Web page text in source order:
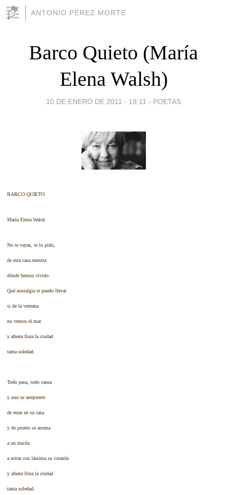
ANTONIO PÉREZ MORTE
Barco Quieto (María
Elena Walsh)
10 DE ENERO DE 2011 - 18:11 - POETAS
BARCO QUIETO
María Elena Walsh
No te vayas, te lo pido,
de esta casa nuestra
dónde hemos vivido.
Qué nostalgia te puedo llevar
si de la ventana
no vemos el mar
y afuera llora la ciudad
tanta soledad.
Todo pasa, todo cansa
y uno se arrepiente
de estar en su casa
y de pronto se asoma
a un rincón
a mirar con lástima su corazón
y afuera llora la ciudad
tanta soledad.